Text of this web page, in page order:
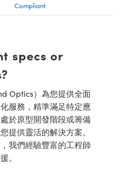
Compliant
specs or
Optics）為您提供全面
服務，精準滿足特定應
於原型開發階段或籌備
提供靈活的解決方案。
我們經驗豐富的工程師
。